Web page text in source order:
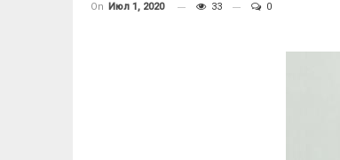
On Июл 1, 2020 33 0